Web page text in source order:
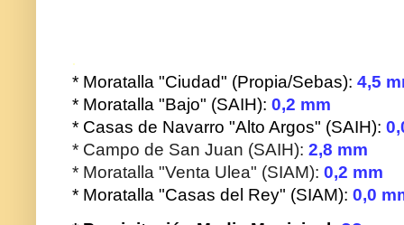
.
* Moratalla "Ciudad" (Propia/Sebas): 4,5
* Moratalla "Bajo" (SAIH): 0,2 mm
* Casas de Navarro "Alto Argos" (SAIH):
* Campo de San Juan (SAIH): 2,8 mm
* Moratalla "Venta Ulea" (SIAM): 0,2 mm
* Moratalla "Casas del Rey" (SIAM): 0,0